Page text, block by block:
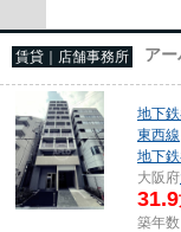
賃貸｜店舗事務所 ア
地下
東西線
地下
大阪府
31.9
築年